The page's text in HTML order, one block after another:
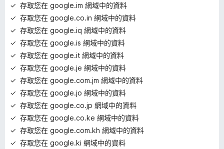
存取您在 google.im 網域中的資料
存取您在 google.co.in 網域中的資料
存取您在 google.iq 網域中的資料
存取您在 google.is 網域中的資料
存取您在 google.it 網域中的資料
存取您在 google.je 網域中的資料
存取您在 google.com.jm 網域中的資料
存取您在 google.jo 網域中的資料
存取您在 google.co.jp 網域中的資料
存取您在 google.co.ke 網域中的資料
存取您在 google.com.kh 網域中的資料
存取您在 google.ki 網域中的資料